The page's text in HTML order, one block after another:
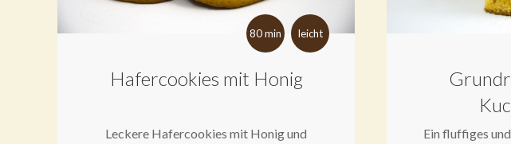
80 min leicht
Hafercookies mit Honig
Leckere Hafercookies mit Honig und
Ein fluffiges